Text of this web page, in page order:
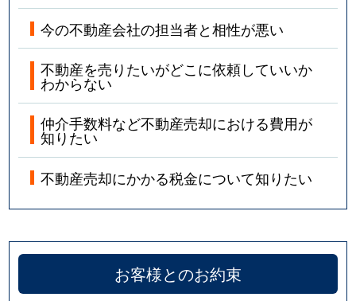
今の不動産会社の担当者と相性が悪い
不動産を売りたいがどこに依頼していいか
わからない
仲介手数料など不動産売却における費用が
知りたい
不動産売却にかかる税金について知りたい
お客様とのお約束